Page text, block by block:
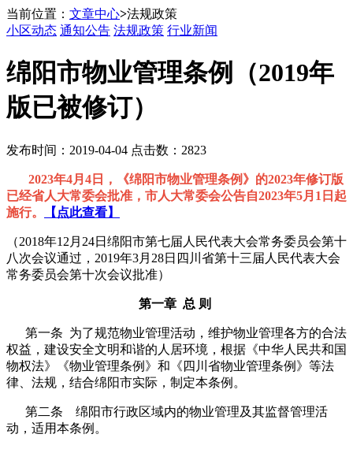
当前位置： 文章中心>法规政策
小区动态 通知公告 法规政策 行业新闻
绵阳市物业管理条例（2019年
版已被修订）
发布时间：2019-04-04 点击数：2823
2023年4月4日，《绵阳市物业管理条例》的2023年修订版
已经省人大常委会批准，市人大常委会公告自2023年5月1日起
施行。
【点此查看】
（2018年12月24日绵阳市第七届人民代表大会常务委员会第十
八次会议通过，2019年3月28日四川省第十三届人民代表大会
常务委员会第十次会议批准）
第一章 总 则
第一条 为了规范物业管理活动，维护物业管理各方的合法
权益，建设安全文明和谐的人居环境，根据《中华人民共和国
物权法》《物业管理条例》和《四川省物业管理条例》等法
律、法规，结合绵阳市实际，制定本条例。
第二条 绵阳市行政区域内的物业管理及其监督管理活
动，适用本条例。